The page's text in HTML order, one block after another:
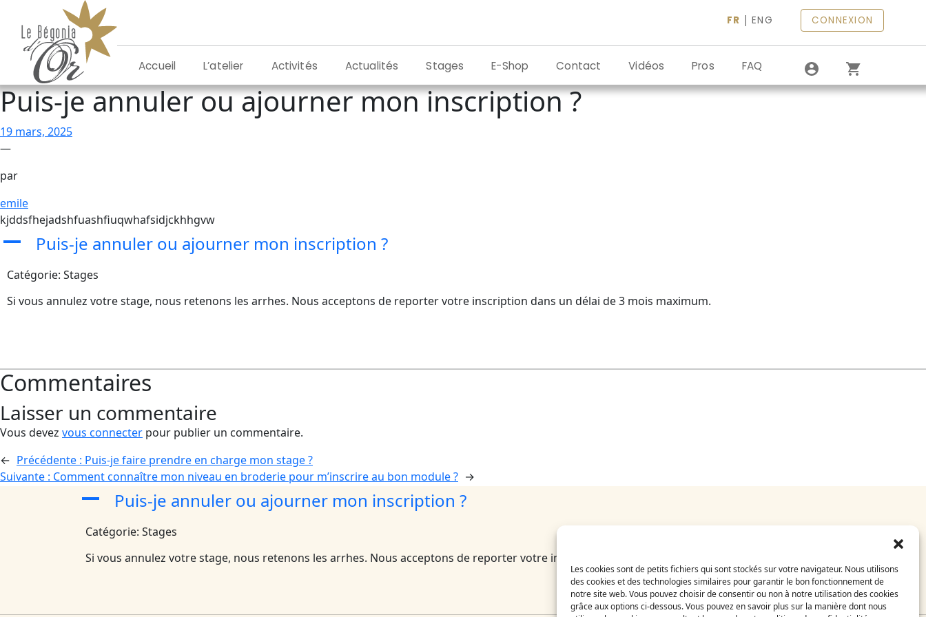
Les cookies sont de petits fichiers qui sont stockés sur votre navigateur. Nous utilisons
des cookies et des technologies similaires pour garantir le bon fonctionnement de
notre site web. Vous pouvez choisir de consentir ou non à notre utilisation des cookies
grâce aux options ci-dessous. Vous pouvez en savoir plus sur la manière dont nous
contenu
FR |ENG CONNEXION
Accueil L’atelier Activités Actualités Stages E-Shop Contact Vidéos Pros FAQ
Puis-je annuler ou ajourner mon inscription ?
19 mars, 2025
—
par
emile
kjddsfhejadshfuashfiuqwhafsidjckhhgvw
A Puis-je annuler ou ajourner mon inscription ?
Catégorie: Stages
Si vous annulez votre stage, nous retenons les arrhes. Nous acceptons de reporter votre inscription dans un délai de 3 mois maximum.
Commentaires
Laisser un commentaire
Vous devez vous connecter pour publier un commentaire.
← Précédente : Puis-je faire prendre en charge mon stage ?
Suivante : Comment connaître mon niveau en broderie pour m’inscrire au bon module ? →
A Puis-je annuler ou ajourner mon inscription ?
Catégorie: Stages
Si vous annulez votre stage, nous retenons les arrhes. Nous acceptons de reporter votre inscription dans un délai de 3 mois maximum.